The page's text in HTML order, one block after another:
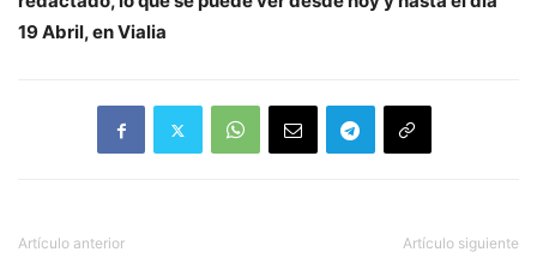
19 Abril, en Vialia
Artículo anterior Artículo siguiente